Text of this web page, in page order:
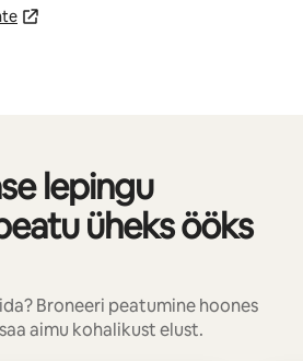
lepingu
üheks ööks
Broneeri peatumine hoones
aimu kohalikust elust.